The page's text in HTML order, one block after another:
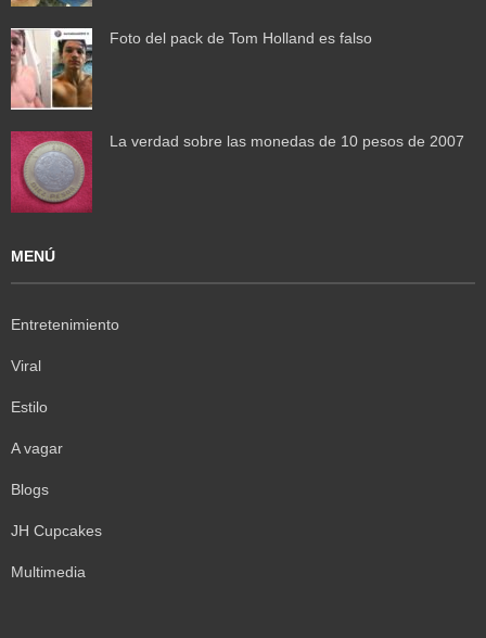
Foto del pack de Tom Holland es falso
La verdad sobre las monedas de 10 pesos de 2007
MENÚ
Entretenimiento
Viral
Estilo
A vagar
Blogs
JH Cupcakes
Multimedia